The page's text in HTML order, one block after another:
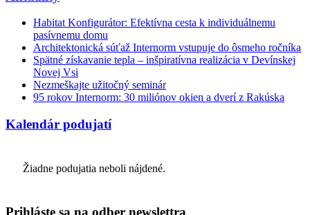
Habitat Konfigurátor: Efektívna cesta k individuálnemu
pasívnemu domu
Architektonická súťaž Internorm vstupuje do ôsmeho ročníka
Spätné získavanie tepla – inšpiratívna realizácia v Devínskej
Novej Vsi
Nezmeškajte užitočný seminár
95 rokov Internorm: 30 miliónov okien a dverí z Rakúska
Kalendár podujatí
Žiadne podujatia neboli nájdené.